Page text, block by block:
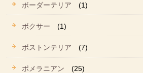
ボーダーテリア (1)
ボクサー (1)
ボストンテリア (7)
ポメラニアン (25)